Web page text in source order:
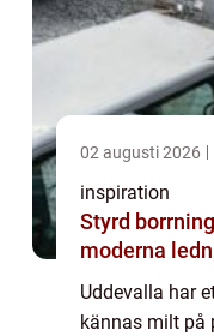
02 augusti 2026
inspiration
Styrd borrning schaktfri teknik för
moderna
Uddevalla har
kännas milt på